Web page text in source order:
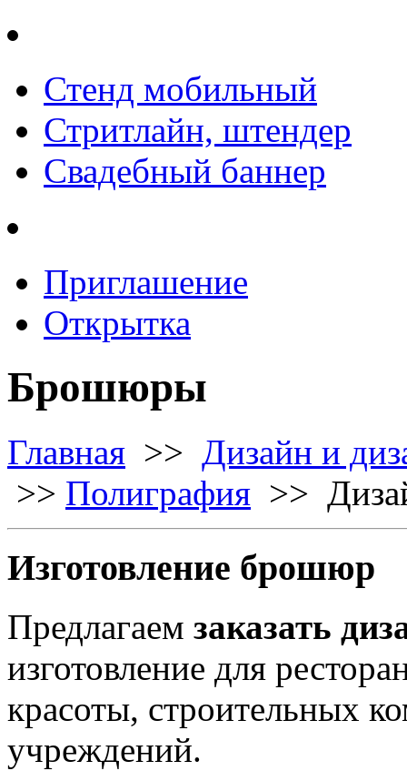
Стенд мобильный
Стритлайн, штендер
Свадебный баннер
Приглашение
Открытка
Брошюры
Главная >> Дизайн и
>> Полиграфия >>
Изготовление брошюр
Предлагаем заказать
изготовление для
красоты, строительных
учреждений.